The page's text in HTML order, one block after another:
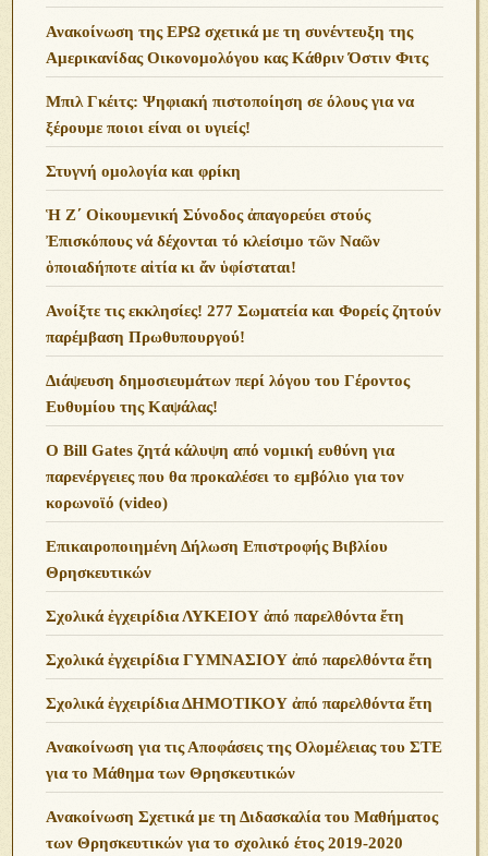
Ανακοίνωση της ΕΡΩ σχετικά με τη συνέντευξη της
Αμερικανίδας Οικονομολόγου κας Κάθριν Όστιν Φιτς
Μπιλ Γκέιτς: Ψηφιακή πιστοποίηση σε όλους για να
ξέρουμε ποιοι είναι οι υγιείς!
Στυγνή ομολογία και φρίκη
Ἡ Ζ΄ Οἰκουμενική Σύνοδος ἀπαγορεύει στούς
Ἐπισκόπους νά δέχονται τό κλείσιμο τῶν Ναῶν
ὁποιαδήποτε αἰτία κι ἄν ὑφίσταται!
Ανoίξτε τις εκκλησίες! 277 Σωματεία και Φορείς ζητούν
παρέμβαση Πρωθυπουργού!
Διάψευση δημοσιευμάτων περί λόγου του Γέροντος
Ευθυμίου της Καψάλας!
O Bill Gates ζητά κάλυψη από νομική ευθύνη για
παρενέργειες που θα προκαλέσει το εμβόλιο για τον
κορωνοϊό (video)
Επικαιροποιημένη Δήλωση Επιστροφής Βιβλίου
Θρησκευτικών
Σχολικά ἐγχειρίδια ΛΥΚΕΙΟΥ ἀπό παρελθόντα ἔτη
Σχολικά ἐγχειρίδια ΓΥΜΝΑΣΙΟΥ ἀπό παρελθόντα ἔτη
Σχολικά ἐγχειρίδια ΔΗΜΟΤΙΚΟΥ ἀπό παρελθόντα ἔτη
Ανακοίνωση για τις Αποφάσεις της Ολομέλειας του ΣΤΕ
για το Μάθημα των Θρησκευτικών
Ανακοίνωση Σχετικά με τη Διδασκαλία του Μαθήματος
των Θρησκευτικών για το σχολικό έτος 2019-2020